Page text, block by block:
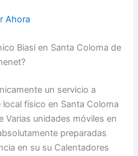
Ahora
Biasi en Santa Coloma de
un servicio a
físico en Santa Coloma
Varias unidades móviles en
preparadas
en su su Calentadores